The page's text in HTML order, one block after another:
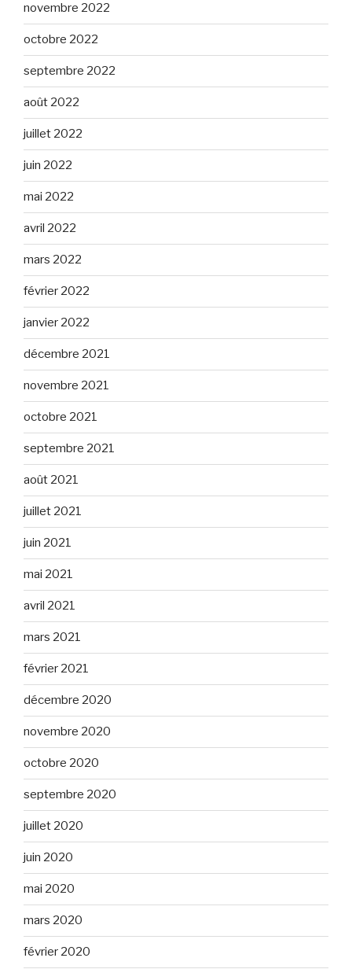
novembre 2022
octobre 2022
septembre 2022
août 2022
juillet 2022
juin 2022
mai 2022
avril 2022
mars 2022
février 2022
janvier 2022
décembre 2021
novembre 2021
octobre 2021
septembre 2021
août 2021
juillet 2021
juin 2021
mai 2021
avril 2021
mars 2021
février 2021
décembre 2020
novembre 2020
octobre 2020
septembre 2020
juillet 2020
juin 2020
mai 2020
mars 2020
février 2020